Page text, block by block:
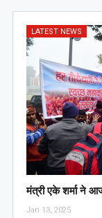
LATEST NEWS
मंत्री एके शर्मा ने
Jan 13, 2025